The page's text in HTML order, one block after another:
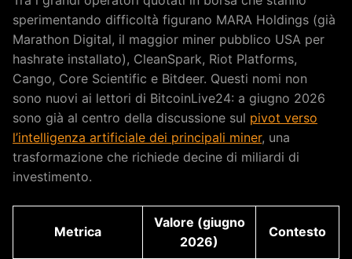
sperimentando difficoltà figurano MARA Holdings (già
Marathon Digital, il maggior miner pubblico USA per
hashrate installato), CleanSpark, Riot Platforms,
Cango, Core Scientific e Bitdeer. Questi nomi non
sono nuovi ai lettori di BitcoinLive24: a giugno 2026
sono già al centro della discussione sul pivot verso
l’intelligenza artificiale dei principali miner, una
trasformazione che richiede decine di miliardi di
investimento.
Metrica
Valore (giugno
2026)
Contesto